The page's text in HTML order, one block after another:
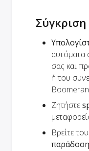
Σύγκριση
αυτόματα
σας και
ή του
Ζητήστε
Βρείτε